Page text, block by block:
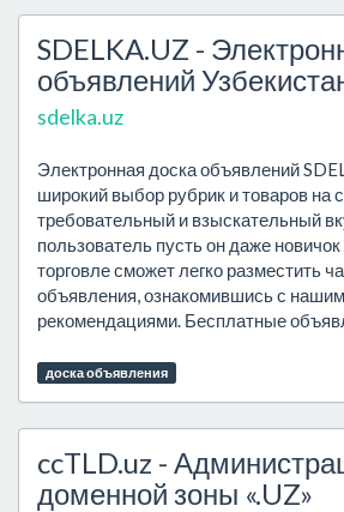
SDELKA.UZ -
объявлений
sdelka.uz
Электронная доска объявлений
широкий выбор рубрик и товаров на
требовательный и взыскательный
пользователь пусть он даже новичок
торговле сможет легко разместить
объявления, ознакомившись с
рекомендациями. Бесплатные
доска объявления
ccTLD.uz -
доменной зоны «.UZ»